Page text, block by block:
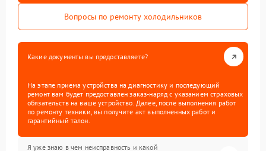
Вопросы по ремонту холодильников
Какие документы вы предоставляете?
На этапе приема устройства на диагностику и последующий
ремонт вам будет предоставлен заказ-наряд с указанием страховых
обязательств на ваше устройство. Далее, после выполнения работ
по ремонту техники, вы получите акт выполненных работ и
гарантийный талон.
Я уже знаю в чем неисправность и какой